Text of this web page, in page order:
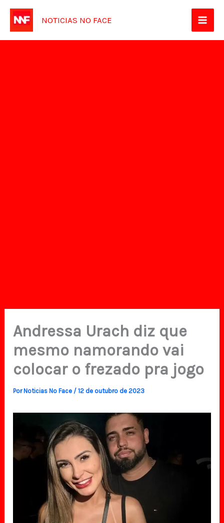
para
NOTICIAS NO FACE
Andressa Urach diz que
mesmo namorando vai
colocar o frezado pra jogo
PorNoticias No Face /12 de outubro de 2023